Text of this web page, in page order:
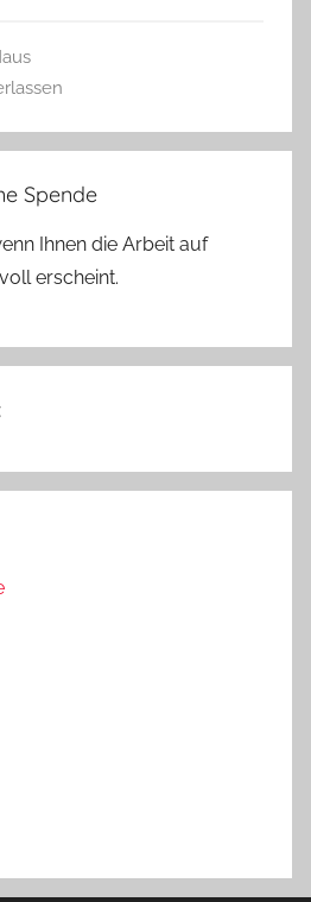
Spende
Ihnen die Arbeit auf
erscheint.